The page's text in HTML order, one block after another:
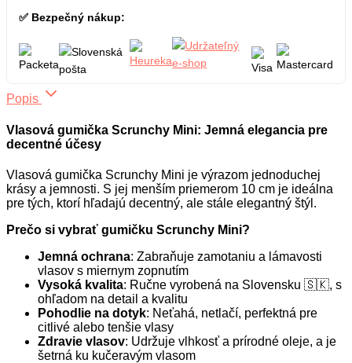
✅ Bezpečný nákup:
Popis
Vlasová gumička Scrunchy Mini: Jemná elegancia pre
decentné účesy
Vlasová gumička Scrunchy Mini je výrazom jednoduchej
krásy a jemnosti. S jej menším priemerom 10 cm je ideálna
pre tých, ktorí hľadajú decentný, ale stále elegantný štýl.
Prečo si vybrať gumičku Scrunchy Mini?
Jemná ochrana: Zabraňuje zamotaniu a lámavosti
vlasov s miernym zopnutím
Vysoká kvalita: Ručne vyrobená na Slovensku 🇸🇰, s
ohľadom na detail a kvalitu
Pohodlie na dotyk: Neťahá, netlačí, perfektná pre
citlivé alebo tenšie vlasy
Zdravie vlasov: Udržuje vlhkosť a prírodné oleje, a je
šetrná ku kučeravým vlasom